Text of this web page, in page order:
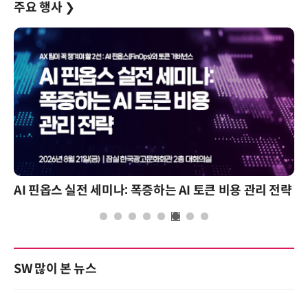
주요 행사 ❯
AI 핀옵스 실전 세미나: 폭증하는 AI 토큰 비용 관리 전략
SW 많이 본 뉴스